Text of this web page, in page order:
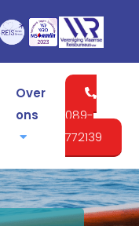
Over
ons
089-
772139